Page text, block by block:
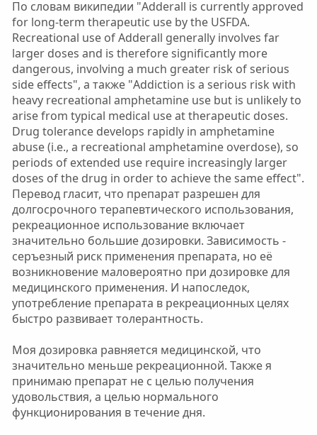
По словам википедии "Adderall is currently approved
for long-term therapeutic use by the USFDA.
Recreational use of Adderall generally involves far
larger doses and is therefore significantly more
dangerous, involving a much greater risk of serious
side effects", а также "Addiction is a serious risk with
heavy recreational amphetamine use but is unlikely to
arise from typical medical use at therapeutic doses.
Drug tolerance develops rapidly in amphetamine
abuse (i.e., a recreational amphetamine overdose), so
periods of extended use require increasingly larger
doses of the drug in order to achieve the same effect".
Перевод гласит, что препарат разрешен для
долгосрочного терапевтического использования,
рекреационное использование включает
значительно большие дозировки. Зависимость -
серъезный риск применения препарата, но её
возникновение маловероятно при дозировке для
медицинского применения. И напоследок,
употребление препарата в рекреационных целях
быстро развивает толерантность.
Моя дозировка равняется медицинской, что
значительно меньше рекреационной. Также я
принимаю препарат не с целью получения
удовольствия, а целью нормального
функционирования в течение дня.